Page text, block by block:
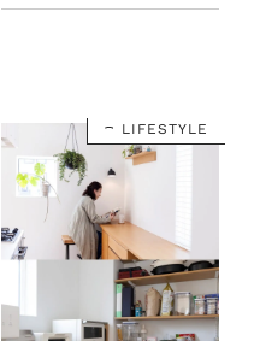
納・道具・調味料
LIFESTYLE